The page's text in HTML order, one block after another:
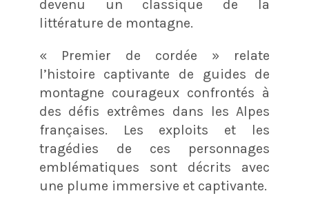
devenu un classique de la
littérature de montagne.
« Premier de cordée » relate
l’histoire captivante de guides de
montagne courageux confrontés à
des défis extrêmes dans les Alpes
françaises. Les exploits et les
tragédies de ces personnages
emblématiques sont décrits avec
une plume immersive et captivante.